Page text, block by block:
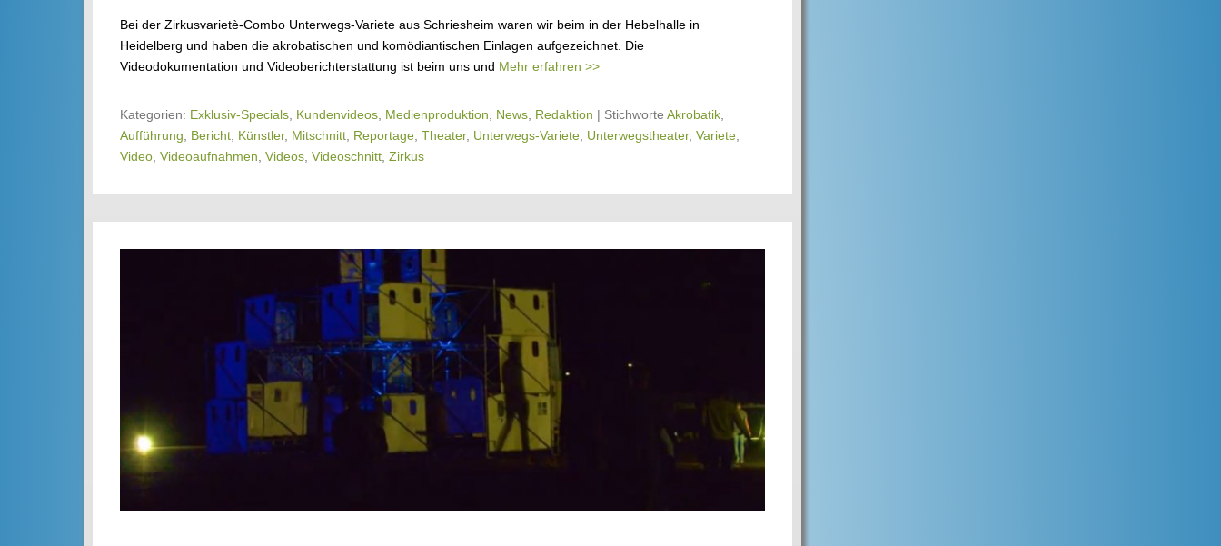
Bei der Zirkusvarietè-Combo Unterwegs-Variete aus Schriesheim waren wir beim in der Hebelhalle in
Heidelberg und haben die akrobatischen und komödiantischen Einlagen aufgezeichnet. Die
Videodokumentation und Videoberichterstattung ist beim uns und Mehr erfahren >>
Kategorien: Exklusiv-Specials Kundenvideos Medienproduktion News Redaktion | Stichworte Akrobatik
Aufführung
Bericht Künstler, Mitschnitt Reportage Theater, Unterwegs-Variete Unterwegstheater, Variete
Video Videoaufnahmen Videos Videoschnitt Zirkus